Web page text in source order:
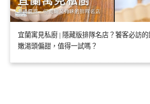
宜蘭寓見私廚 | 隱藏版排隊名店？饕客必訪
嫩湯頭偏甜，值得一試嗎？